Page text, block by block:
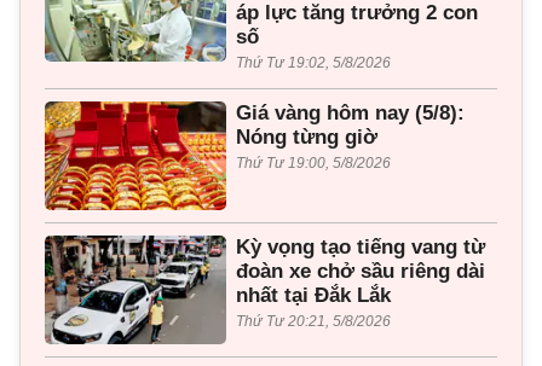
áp lực tăng trưởng 2 con
số
Thứ Tư 19:02, 5/8/2026
Giá vàng hôm nay (5/8):
Nóng từng giờ
Thứ Tư 19:00, 5/8/2026
Kỳ vọng tạo tiếng vang từ
đoàn xe chở sầu riêng dài
nhất tại Đắk Lắk
Thứ Tư 20:21, 5/8/2026